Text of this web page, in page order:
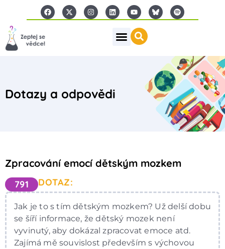
Dotazy a odpovědi
Zpracování emocí dětským mozkem
791 DOTAZ:
Jak je to s tím dětským mozkem? Už delší dobu
se šíří informace, že dětský mozek není
vyvinutý, aby dokázal zpracovat emoce atd.
Zajímá mě souvislost především s výchovou